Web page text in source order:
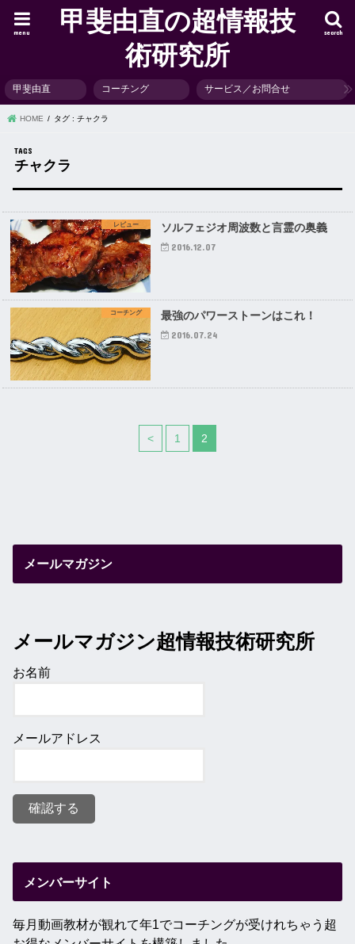
甲斐由直の超情報技
術研究所
search
menu
甲斐由直 コーチング サービス／お問合せ
HOME タグ : チャクラ
チャクラ
レビュー ソルフェジオ周波数と言霊の奥義
2016.12.07
コーチング 最強のパワーストーンはこれ！
2016.07.24
< 1 2
メールマガジン
メールマガジン超情報技術研究所
お名前
メールアドレス
メンバーサイト
毎月動画教材が観れて年1でコーチングが受けれちゃう超